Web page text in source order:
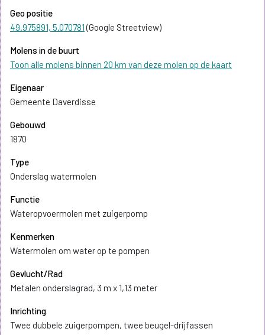
Geo positie
49.975891, 5.070781(Google Streetview)
Molens in de buurt
Toon alle molens binnen 20 km van deze molen op de kaart
Eigenaar
Gemeente Daverdisse
Gebouwd
1870
Type
Onderslag watermolen
Functie
Wateropvoermolen met zuigerpomp
Kenmerken
Watermolen om water op te pompen
Gevlucht/Rad
Metalen onderslagrad, 3 m x 1,13 meter
Inrichting
Twee dubbele zuigerpompen, twee beugel-drijfassen